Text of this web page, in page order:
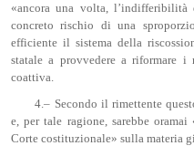
«ancora una volta,
concreto rischio di una
efficiente il sistema della
statale a provvedere a riformare i
coattiva.
4.– Secondo il rimettente
e, per tale ragione, sarebbe
Corte costituzionale» sulla materia